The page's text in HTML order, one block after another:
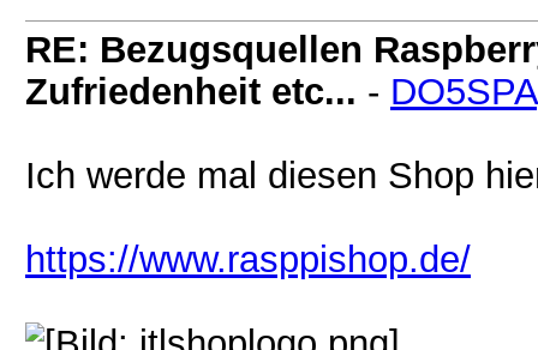
RE: Bezugsquellen
Zufriedenheit etc... - DO5SPA
Ich werde mal diesen Shop
https://www.rasppishop.de/